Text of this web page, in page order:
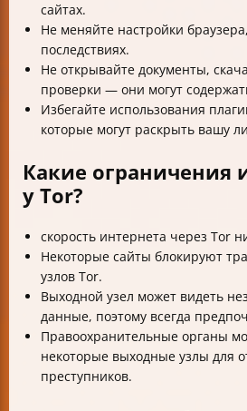
сайтах.
Не меняйте настройки
последствиях.
Не открывайте документы,
проверки — они могут
Избегайте использования
которые могут раскрыть вашу
Какие ограничения
у Tor?
скорость интернета через Tor
Некоторые сайты блокируют
узлов Tor.
Выходной узел может видеть
данные, поэтому всегда
Правоохранительные органы
некоторые выходные узлы для
преступников.